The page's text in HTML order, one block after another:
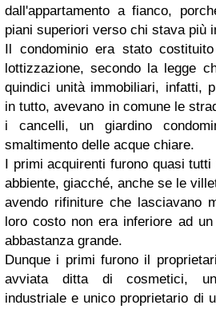
dall'appartamento a fianco,
piani superiori verso chi stava più
Il condominio era stato
lottizzazione, secondo la legge
quindici unità immobiliari, infatti,
in tutto, avevano in comune le
i cancelli, un giardino
smaltimento delle acque chiare.
I primi acquirenti furono quasi tutti
abbiente, giacché, anche se le
avendo rifiniture che lasciavano
loro costo non era inferiore ad
abbastanza grande.
Dunque i primi furono il
avviata ditta di cosmetici,
industriale e unico proprietario di